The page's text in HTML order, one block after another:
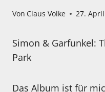
Von Claus Volke 27. April
Simon & Garfunkel:
Park
Das Album ist für